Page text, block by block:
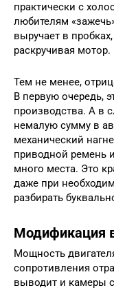
практически с
любителям
выручает в
раскручивая мотор.
Тем не менее,
В первую очередь,
производства. А в
немалую сумму в
механический
приводной ремень
много места. Это
даже при
разбирать
Модификация
Мощность
сопротивления
выводит и камеры